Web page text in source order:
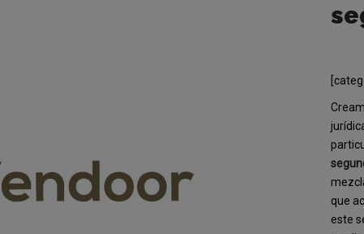
que
este